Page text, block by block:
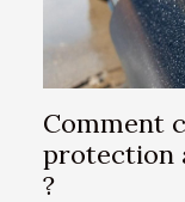
Comment
protection
?